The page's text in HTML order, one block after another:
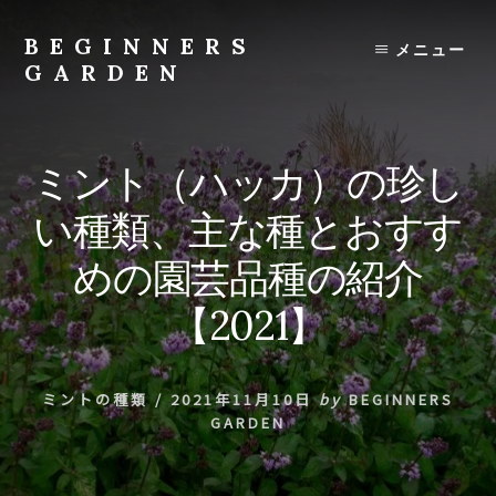
content
BEGINNERS
GARDEN
種
類
や
育
て
方
の
紹
介
を
行
い
メニュー
ミント（ハッカ）の珍し
い種類、主な種とおすす
めの園芸品種の紹介
【2021】
ミントの種類/ 2021年11月10日 by BEGINNERS
GARDEN